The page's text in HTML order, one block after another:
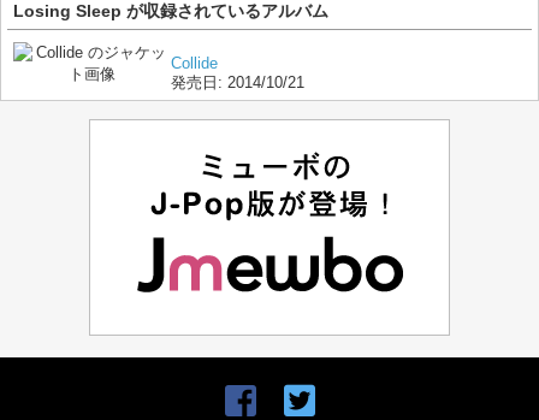
Losing Sleep が収録されているアルバム
Collide
発売日: 2014/10/21